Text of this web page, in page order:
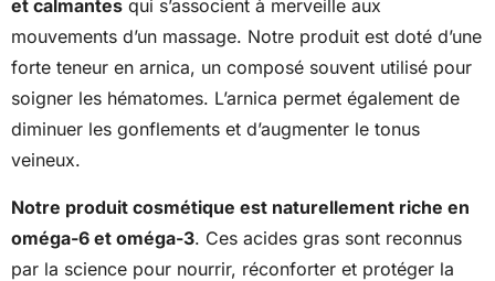
et calmantes qui s’associent à merveille aux
mouvements d’un massage. Notre produit est doté d’une
forte teneur en arnica, un composé souvent utilisé pour
soigner les hématomes. L’arnica permet également de
diminuer les gonflements et d’augmenter le tonus
veineux.
Notre produit cosmétique est naturellement riche en
oméga-6 et oméga-3. Ces acides gras sont reconnus
par la science pour nourrir, réconforter et protéger la